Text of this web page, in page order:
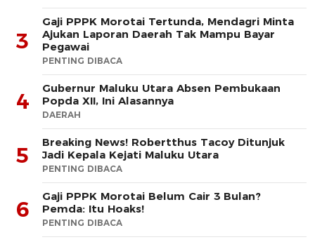
3
Gaji PPPK Morotai Tertunda, Mendagri Minta
Ajukan Laporan Daerah Tak Mampu Bayar
Pegawai
PENTING DIBACA
4
Gubernur Maluku Utara Absen Pembukaan
Popda XII, Ini Alasannya
DAERAH
5
Breaking News! Robertthus Tacoy Ditunjuk
Jadi Kepala Kejati Maluku Utara
PENTING DIBACA
6
Gaji PPPK Morotai Belum Cair 3 Bulan?
Pemda: Itu Hoaks!
PENTING DIBACA